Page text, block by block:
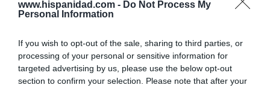
www.hispanidad.com - Do Not Process My
Personal Information
If you wish to opt-out of the sale, sharing to third parties, or
processing of your personal or sensitive information for
targeted advertising by us, please use the below opt-out
section to confirm your selection. Please note that after your
Poeta pasmado
El Reinado Eucarístico